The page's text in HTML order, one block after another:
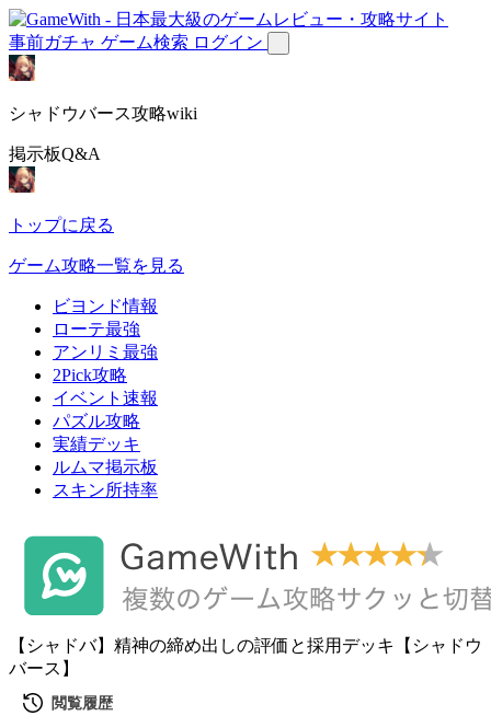
事前ガチャ ゲーム検索 ログイン
シャドウバース攻略wiki
掲示板Q&A
トップに戻る
ゲーム攻略一覧を見る
ビヨンド情報
ローテ最強
アンリミ最強
2Pick攻略
イベント速報
パズル攻略
実績デッキ
ルムマ掲示板
スキン所持率
【シャドバ】精神の締め出しの評価と採用デッキ【シャドウ
バース】